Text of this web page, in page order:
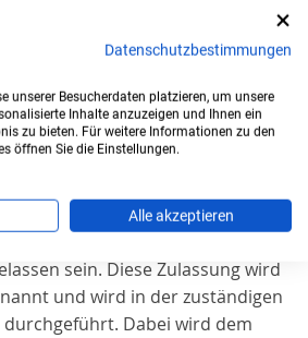
Kunden bei Trusted
Sie eine
Duisburg, Stadt
Kraftfahrzeug und jeder
sein. Diese Zulassung wird
und wird in der zuständigen
Dabei wird dem
Datenschutzbestimmungen
unserer Besucherdaten platzieren, um unsere
Inhalte anzuzeigen und Ihnen ein
zu bieten. Für weitere Informationen zu den
öffnen Sie die Einstellungen.
Alle akzeptieren